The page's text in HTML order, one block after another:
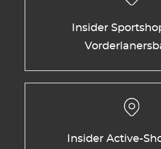
Insider
Insider Active-